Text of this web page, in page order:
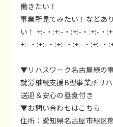
働きたい！
事業所見てみたい！などあ
い！ +:-・:+:-・:+:-・:+:-・
+:-・:+:-・:+:-・:+:-・:+:-・
▼リハスワーク名古屋緑の
就労継続支援B型事業所リ
送迎＆安心の昼食付き
▼お問い合わせはこちら
住所：愛知県名古屋市緑区